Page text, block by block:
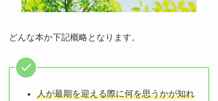
どんな本か下記概略となります。
人が最期を迎える際に何を思うかが知れ